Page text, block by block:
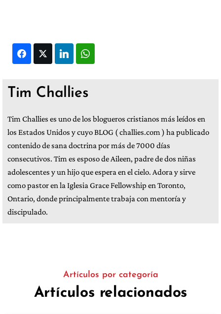
FacebookTwitter LinkedIn
Tim Challies
Tim Challies es uno de los blogueros cristianos más leídos en
los Estados Unidos y cuyo BLOG ( challies.com ) ha publicado
contenido de sana doctrina por más de 7000 días
consecutivos. Tim es esposo de Aileen, padre de dos niñas
adolescentes y un hijo que espera en el cielo. Adora y sirve
como pastor en la Iglesia Grace Fellowship en Toronto,
Ontario, donde principalmente trabaja con mentoría y
discipulado.
Artículos por categoría
Artículos relacionados